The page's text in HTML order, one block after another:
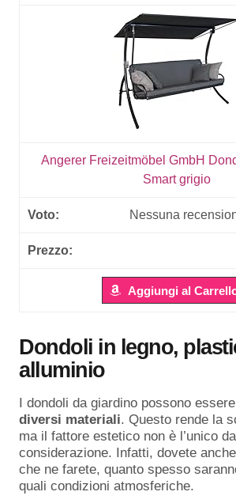
Angerer Freizeitmöbel GmbH
Smart grigio
Nessuna
Aggiungi al
Dondoli in legno,
alluminio
I dondoli da giardino possono essere
diversi materiali. Questo rende la
ma il fattore estetico non è l’unico
considerazione. Infatti, dovete
che ne farete, quanto spesso
quali condizioni atmosferiche.